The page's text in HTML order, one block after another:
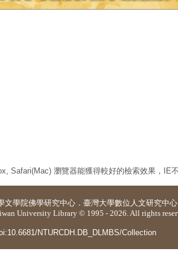
Safari(Mac) 瀏覽器能獲得較好的檢索效果，IE
文學院佛學研究中心 ． 臺灣大學數位人文研究中心
University Library © 1995 - 2026. All rights
NTURCDH.DB_DLMBS/Collection